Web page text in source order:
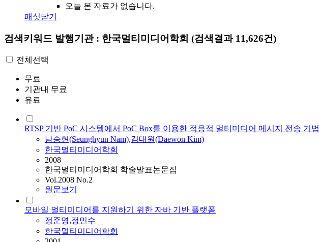
오늘 본 자료가 없습니다.
패싯닫기
검색키워드 발행기관 : 한국멀티미디어학회 (검색결과 11,626건)
전체선택
무료
기관내 무료
유료
RTSP 기반 PoC 시스템에서 PoC Box를 이용한 적응적 멀티미디어 메시지 전송 기법
남승현(Seunghyun Nam),김대원(Daewon Kim)
한국멀티미디어학회
2008
한국멀티미디어학회 학술발표논문집
Vol.2008 No.2
원문보기
모바일 멀티미디어를 지원하기 위한 자바 기반 플랫폼
정준영,정민수
한국멀티미디어학회